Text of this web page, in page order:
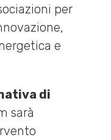
per
e
di
sarà